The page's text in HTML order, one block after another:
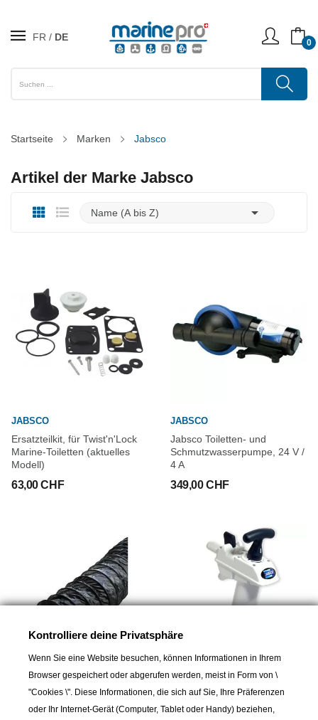
FR DE 0
Startseite Marken Jabsco
Artikel der Marke Jabsco
Name (A bis Z) 
JABSCO
Ersatzteilkit, für Twist'n'Lock
Marine-Toiletten (aktuelles
Modell)
63,00 CHF
JABSCO
Jabsco Toiletten- und
Schmutzwasserpumpe, 24 V /
4 A
349,00 CHF
JABSCO
100 mm (verkauft als Meter)
JABSCO
Twist'n'Lock Marine-Toiletten
Compakt Jabsco
Kontrolliere deine Privatsphäre
Wenn Sie eine Website besuchen, können Informationen in Ihrem
Browser gespeichert oder abgerufen werden, meist in Form von \
"Cookies \". Diese Informationen, die sich auf Sie, Ihre Präferenzen
oder Ihr Internet-Gerät (Computer, Tablet oder Handy) beziehen,